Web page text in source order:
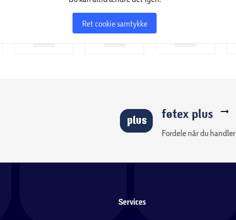
Ret cookie samtykke
føtex plus
Fordele når du handler
Services